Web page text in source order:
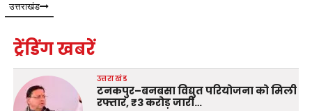
उत्तराखंड
ट्रेंडिंग खबरें
उत्तराखंड
टनकपुर–बनबसा विद्युत परियोजना को मिली
रफ्तार, ₹3 करोड़ जारी…